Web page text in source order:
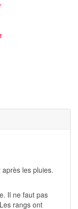
après les pluies.
Il ne faut pas
rangs ont